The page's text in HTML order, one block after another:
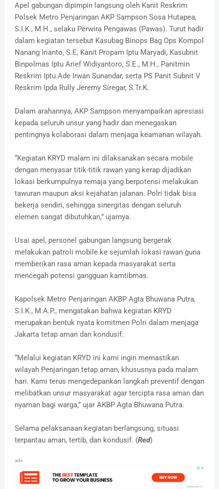
Apel gabungan dipimpin langsung oleh Kanit Reskrim
Polsek Metro Penjaringan AKP Sampson Sosa Hutapea,
S.I.K., M.H., selaku Perwira Pengawas (Pawas). Turut hadir
dalam kegiatan tersebut Kasubag Binops Bag Ops Kompol
Nanang Irianto, S.E, Kanit Propam Iptu Maryadi, Kasubnit
Binpolmas Iptu Arief Widiyantoro, S.E., M.H., Panitmin
Reskrim Iptu Ade Irwan Sunandar, serta PS Panit Subnit V
Reskrim Ipda Rully Jeremy Siregar, S.Tr.K.
Dalam arahannya, AKP Sampson menyampaikan apresiasi
kepada seluruh unsur yang hadir dan menegaskan
pentingnya kolaborasi dalam menjaga keamanan wilayah.
“Kegiatan KRYD malam ini dilaksanakan secara mobile
dengan menyasar titik-titik rawan yang kerap dijadikan
lokasi berkumpulnya remaja yang berpotensi melakukan
tawuran maupun aksi kejahatan jalanan. Polri tidak bisa
bekerja sendiri, sehingga sinergitas dengan seluruh
elemen sangat dibutuhkan,” ujarnya.
Usai apel, personel gabungan langsung bergerak
melakukan patroli mobile ke sejumlah lokasi rawan guna
memberikan rasa aman kepada masyarakat serta
mencegah potensi gangguan kamtibmas.
Kapolsek Metro Penjaringan AKBP Agta Bhuwana Putra,
S.I.K., M.A.P., mengatakan bahwa kegiatan KRYD
merupakan bentuk nyata komitmen Polri dalam menjaga
Jakarta tetap aman dan kondusif.
“Melalui kegiatan KRYD ini kami ingin memastikan
wilayah Penjaringan tetap aman, khususnya pada malam
hari. Kami terus mengedepankan langkah preventif dengan
melibatkan unsur masyarakat agar tercipta rasa aman dan
nyaman bagi warga,” ujar AKBP Agta Bhuwana Putra.
Selama pelaksanaan kegiatan berlangsung, situasi
terpantau aman, tertib, dan kondusif. (Red)
ads